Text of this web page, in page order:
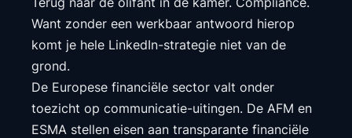
Want zonder een werkbaar antwoord hierop
komt je hele LinkedIn-strategie niet van de
grond.
De Europese financiële sector valt onder
toezicht op communicatie-uitingen. De AFM en
ESMA stellen eisen aan transparante financiële